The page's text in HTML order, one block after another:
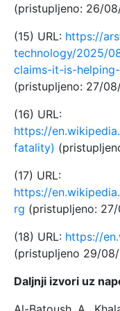
(pristupljeno: 26/
(15) URL: https://
technology/2025/
claims-it-is-
(pristupljeno: 27/
(16) URL:
https://
fatality)
(17) URL:
https://
rg (pristupljeno:
(18) URL: https://
(pristupljeno 29/
Daljnji izvori uz